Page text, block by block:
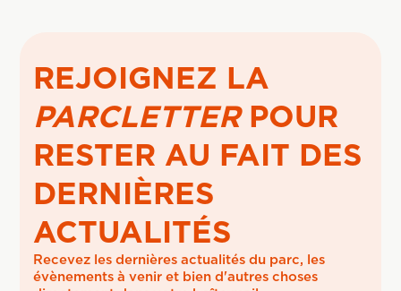
REJOIGNEZ LA
PARCLETTERPOUR
RESTER AU FAIT DES
DERNIÈRES
ACTUALITÉS
Recevez les dernières actualités du parc, les
évènements à venir et bien d'autres choses